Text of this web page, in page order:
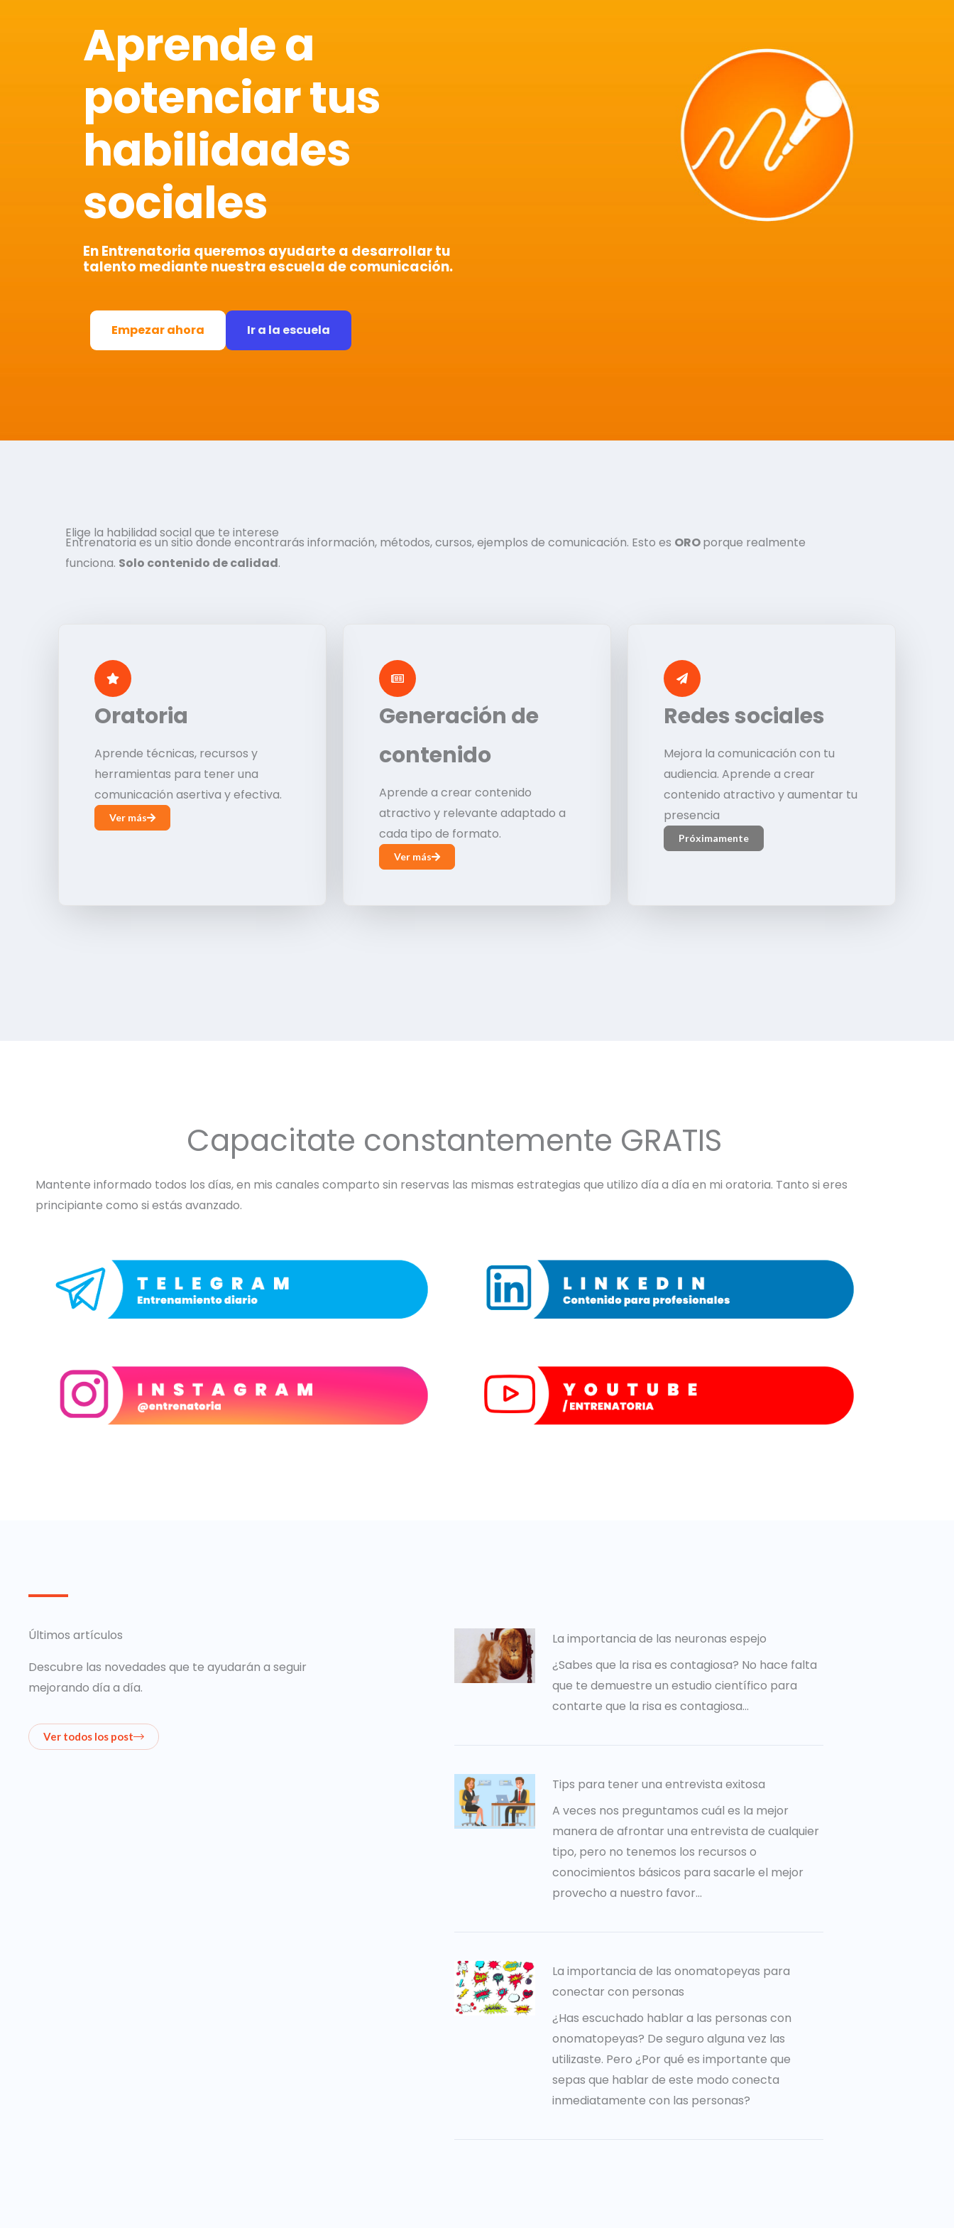
Aprende a
potenciar tus
habilidades
sociales
En Entrenatoria queremos ayudarte a desarrollar tu
talento mediante nuestra escuela de comunicación.
Empezar ahora Ir a la escuela
Elige la habilidad social que te interese
Entrenatoria es un sitio donde encontrarás información, métodos, cursos, ejemplos de comunicación. Esto es OROporque realmente
funciona. Solo contenido de calidad.
Oratoria
Aprende técnicas, recursos y
herramientas para tener una
comunicación asertiva y efectiva.
Ver más
Generación de
contenido
Aprende a crear contenido
atractivo y relevante adaptado a
cada tipo de formato.
Ver más
Redes sociales
Mejora la comunicación con tu
audiencia. Aprende a crear
contenido atractivo y aumentar tu
presencia
Próximamente
Capacitate constantemente GRATIS
Mantente informado todos los días, en mis canales comparto sin reservas las mismas estrategias que utilizo día a día en mi oratoria. Tanto si eres
principiante como si estás avanzado.
Últimos artículos
Descubre las novedades que te ayudarán a seguir
mejorando día a día.
Ver todos los post
La importancia de las neuronas espejo
¿Sabes que la risa es contagiosa? No hace falta
que te demuestre un estudio científico para
contarte que la risa es contagiosa…
Tips para tener una entrevista exitosa
A veces nos preguntamos cuál es la mejor
manera de afrontar una entrevista de cualquier
tipo, pero no tenemos los recursos o
conocimientos básicos para sacarle el mejor
provecho a nuestro favor...
La importancia de las onomatopeyas para
conectar con personas
¿Has escuchado hablar a las personas con
onomatopeyas? De seguro alguna vez las
utilizaste. Pero ¿Por qué es importante que
sepas que hablar de este modo conecta
inmediatamente con las personas?